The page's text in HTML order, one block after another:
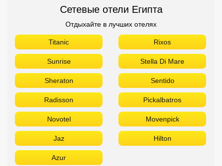
Сетевые отели Египта
Отдыхайте в лучших отелях
Titanic Rixos
Sunrise Stella Di Mare
Sheraton Sentido
Radisson Pickalbatros
Novotel Movenpick
Jaz Hilton
Azur